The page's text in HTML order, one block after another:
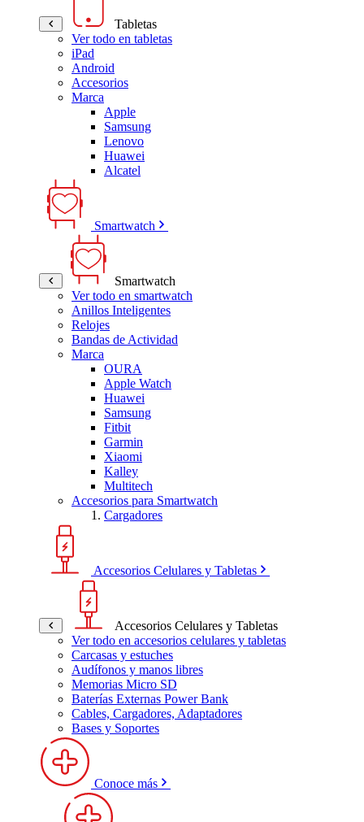
Tabletas
Ver todo en tabletas
iPad
Android
Accesorios
Marca
Apple
Samsung
Lenovo
Huawei
Alcatel
Smartwatch
Smartwatch
Ver todo en smartwatch
Anillos Inteligentes
Relojes
Bandas de Actividad
Marca
OURA
Apple Watch
Huawei
Samsung
Fitbit
Garmin
Xiaomi
Kalley
Multitech
Accesorios para Smartwatch
Cargadores
Accesorios Celulares y Tabletas
Accesorios Celulares y Tabletas
Ver todo en accesorios celulares y tabletas
Carcasas y estuches
Audífonos y manos libres
Memorias Micro SD
Baterías Externas Power Bank
Cables, Cargadores, Adaptadores
Bases y Soportes
Conoce más